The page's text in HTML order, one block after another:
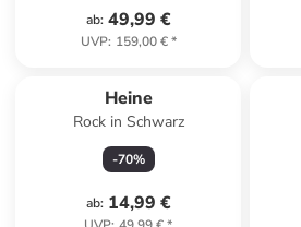
ab: 49,99 €
UVP: 159,00 €*
Heine
Rock in Schwarz
-70%
ab: 14,99 €